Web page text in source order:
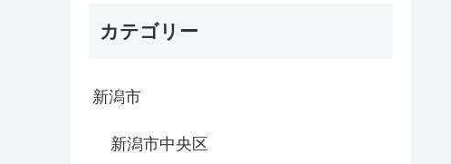
カテゴリー
新潟市
新潟市中央区